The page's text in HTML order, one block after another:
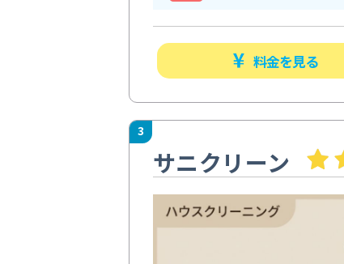
料金を見る
3
サニクリーン